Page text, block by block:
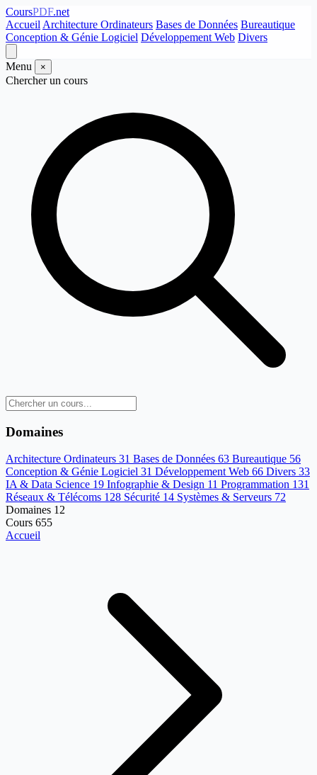
CoursPDF.net
Accueil Architecture Ordinateurs Bases de Données Bureautique
Conception & Génie Logiciel Développement Web Divers
Menu ×
Chercher un cours
Domaines
Architecture Ordinateurs 31 Bases de Données 63 Bureautique 56
Conception & Génie Logiciel 31 Développement Web 66 Divers 33
IA & Data Science 19 Infographie & Design 11 Programmation 131
Réseaux & Télécoms 128 Sécurité 14 Systèmes & Serveurs 72
Domaines 12
Cours 655
Accueil